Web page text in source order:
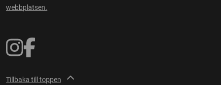
webbplatsen.
Tillbaka till toppen